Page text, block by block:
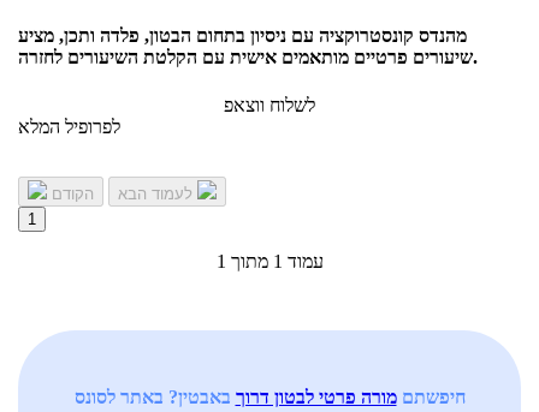
מהנדס קונסטרוקציה עם ניסיון בתחום הבטון, פלדה ותכן, מציע
שיעורים פרטיים מותאמים אישית עם הקלטת השיעורים לחזרה.
לשלוח ווצאפ
לפרופיל המלא
הקודם
1
עמוד 1 מתוך 1
חיפשתםמורה פרטי לבטון דרוך באבטין? באתר לסונס